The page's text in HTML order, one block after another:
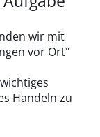
wir mit
vor Ort"
Handeln zu